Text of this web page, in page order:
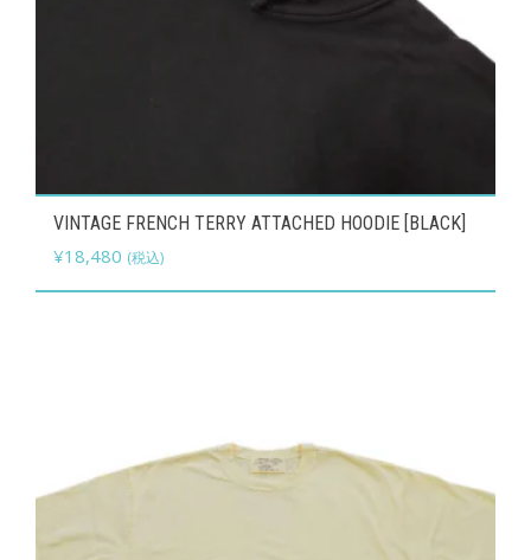
バ
リ
VINTAGE FRENCH TERRY ATTACHED HOODIE [BLACK]
¥18,480 (税込)